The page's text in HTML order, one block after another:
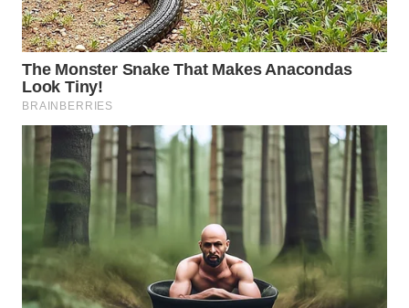
PADANG
LAWAS
WN
SUMEDANG
WN
CIANJUR
KEPULAUAN
SERIBU
WN